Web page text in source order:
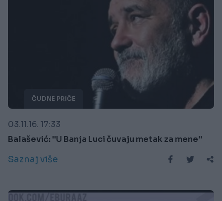
ČUDNE PRIČE
03.11.16. 17:33
Balašević: ''U Banja Luci čuvaju metak za mene''
Saznaj više